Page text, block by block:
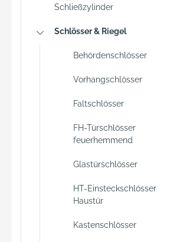
Schließzylinder
Schlösser & Riegel
Behördenschlösser
Vorhangschlösser
Faltschlösser
FH-Türschlösser
feuerhemmend
Glastürschlösser
HT-Einsteckschlösser
Haustür
Kastenschlösser